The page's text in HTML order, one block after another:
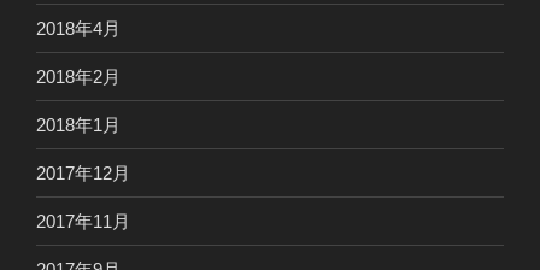
2018年4月
2018年2月
2018年1月
2017年12月
2017年11月